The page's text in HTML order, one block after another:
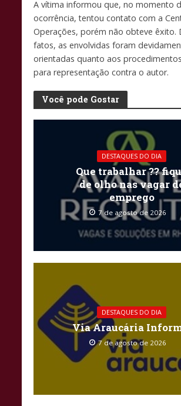
A vítima informou que, no momento
ocorrência, tentou contato com a
Operações, porém não obteve êxito.
fatos, as envolvidas foram
orientadas quanto aos
para representação contra o autor.
Você pode Gostar
DESTAQUES DO DIA
Que trabalhar ??
de olho nas vagar
emprego
7 de agosto de 2026
DESTAQUES DO DIA
Via Araucária
7 de agosto de 2026